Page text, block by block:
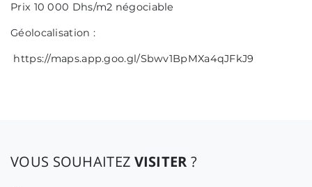
Prix 10 000 Dhs/m2 négociable
Géolocalisation :
https://maps.app.goo.gl/Sbwv1BpMXa4qJFkJ9
VOUS SOUHAITEZ VISITER ?